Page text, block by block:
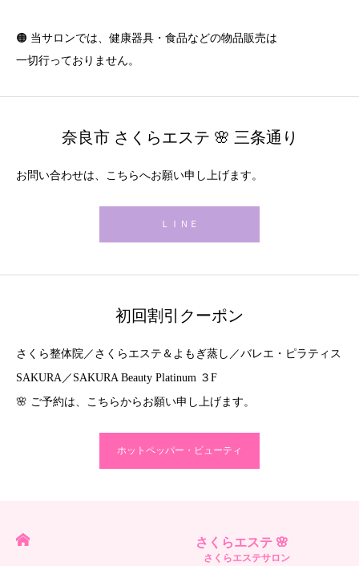
🟠 当サロンでは、健康器具・食品などの物品販売は
一切行っておりません。
奈良市 さくらエステ 🌸 三条通り
お問い合わせは、こちらへお願い申し上げます。
ＬＩＮＥ
初回割引クーポン
さくら整体院／さくらエステ＆よもぎ蒸し／バレエ・ピラティス
SAKURA／SAKURA Beauty Platinum ３F
🌸 ご予約は、こちらからお願い申し上げます。
ホットペッパー・ビューティ
さくらエステ 🌸
さくらエステサロン